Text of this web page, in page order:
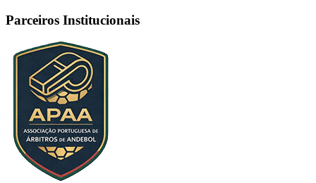
Parceiros Institucionais